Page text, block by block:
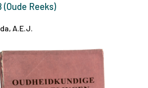
(Oude Reeks)
A.E.J.